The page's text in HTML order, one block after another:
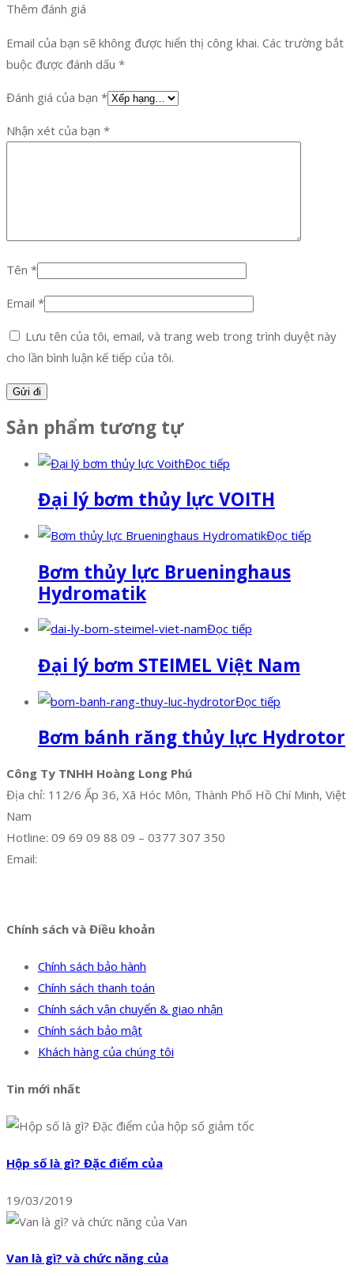
Thêm đánh giá
Email của bạn sẽ không được hiển thị công khai. Các trường bắt
buộc được đánh dấu *
Đánh giá của bạn *
Nhận xét của bạn *
Tên *
Email *
Lưu tên của tôi, email, và trang web trong trình duyệt này
cho lần bình luận kế tiếp của tôi.
Sản phẩm tương tự
Đọc tiếp
Đại lý bơm thủy lực VOITH
Đọc tiếp
Bơm thủy lực Brueninghaus
Hydromatik
Đọc tiếp
Đại lý bơm STEIMEL Việt Nam
Đọc tiếp
Bơm bánh răng thủy lực Hydrotor
Công Ty TNHH Hoàng Long Phú
Địa chỉ: 112/6 Ấp 36, Xã Hóc Môn, Thành Phố Hồ Chí Minh, Việt
Nam
Hotline: 09 69 09 88 09 – 0377 307 350
Email:
Chính sách và Điều khoản
Chính sách bảo hành
Chính sách thanh toán
Chính sách vận chuyển & giao nhận
Chính sách bảo mật
Khách hàng của chúng tôi
Tin mới nhất
Hộp số là gì? Đặc điểm của
19/03/2019
Van là gì? và chức năng của